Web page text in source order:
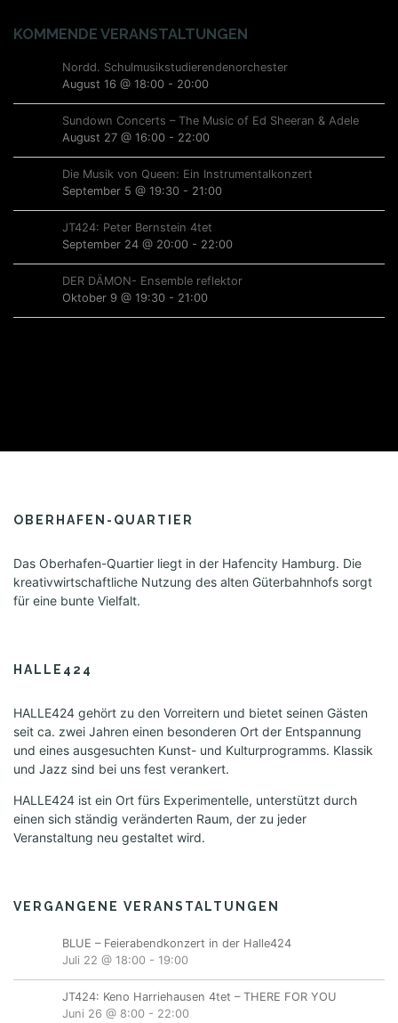
i
h
e
v
i
n
o
n
v
a
i
KOMMENDE VERANSTALTUNGEN
Nordd. Schulmusikstudierendenorchester
August 16 @ 18:00 - 20:00
Sundown Concerts – The Music of Ed Sheeran & Adele
August 27 @ 16:00 - 22:00
Die Musik von Queen: Ein Instrumentalkonzert
September 5 @ 19:30 - 21:00
JT424: Peter Bernstein 4tet
September 24 @ 20:00 - 22:00
DER DÄMON- Ensemble reflektor
Oktober 9 @ 19:30 - 21:00
OBERHAFEN-QUARTIER
Das Oberhafen-Quartier liegt in der Hafencity Hamburg. Die
kreativwirtschaftliche Nutzung des alten Güterbahnhofs sorgt
für eine bunte Vielfalt.
HALLE424
HALLE424 gehört zu den Vorreitern und bietet seinen Gästen
seit ca. zwei Jahren einen besonderen Ort der Entspannung
und eines ausgesuchten Kunst- und Kulturprogramms. Klassik
und Jazz sind bei uns fest verankert.
HALLE424 ist ein Ort fürs Experimentelle, unterstützt durch
einen sich ständig veränderten Raum, der zu jeder
Veranstaltung neu gestaltet wird.
VERGANGENE VERANSTALTUNGEN
BLUE – Feierabendkonzert in der Halle424
Juli 22 @ 18:00 - 19:00
JT424: Keno Harriehausen 4tet – THERE FOR YOU
Juni 26 @ 8:00 - 22:00